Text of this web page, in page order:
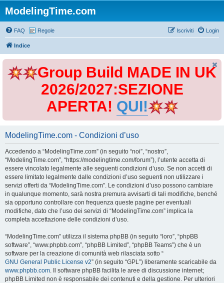
ModelingTime.com
FAQ Regole Login
Iscriviti
Indice
Group Build MADE IN UK
2026/2027:SEZIONE
APERTA! QUI!
ModelingTime.com - Condizioni d’uso
Accedendo a “ModelingTime.com” (in seguito “noi”, “nostro”,
“ModelingTime.com”, “https://modelingtime.com/forum”), l’utente accetta di
essere vincolato legalmente alle seguenti condizioni d’uso. Se non accetti di
essere limitato legalmente dalle condizioni d’uso seguenti non utilizzare i
servizi offerti da “ModelingTime.com”. Le condizioni d’uso possono cambiare
in qualunque momento, sarà nostra premura avvisarti di tali modifiche, benché
sia opportuno controllare con frequenza queste pagine per eventuali
modifiche, dato che l’uso dei servizi di “ModelingTime.com” implica la
completa accettazione delle condizioni d’uso.
“ModelingTime.com” utilizza il sistema phpBB (in seguito “loro”, “phpBB
software”, “www.phpbb.com”, “phpBB Limited”, “phpBB Teams”) che è un
software per la creazione di comunità web rilasciata sotto “
GNU General Public License v2” (in seguito “GPL”) liberamente scaricabile da
www.phpbb.com. Il software phpBB facilita le aree di discussione internet;
phpBB Limited non è responsabile dei contenuti e della gestione. Per ulteriori